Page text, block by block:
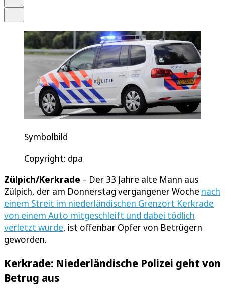
Symbolbild
Copyright: dpa
Zülpich/Kerkrade – Der 33 Jahre alte Mann aus
Zülpich, der am Donnerstag vergangener Woche nach
einem Streit im niederländischen Grenzort Kerkrade
von einem Auto mitgeschleift und dabei tödlich
verletzt wurde, ist offenbar Opfer von Betrügern
geworden.
Kerkrade: Niederländische Polizei geht von
Betrug aus